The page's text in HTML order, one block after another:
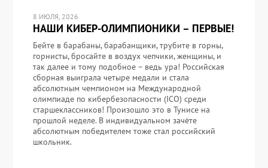
8 ИЮЛЯ, 2026
НАШИ КИБЕР-ОЛИМПИОНИКИ – ПЕРВЫЕ!
Бейте в барабаны, барабанщики, трубите в горны,
горнисты, бросайте в воздух чепчики, женщины, и
так далее и тому подобное – ведь ура! Российская
сборная выиграла четыре медали и стала
абсолютным чемпионом на Международной
олимпиаде по кибербезопасности (ICO) среди
старшеклассников! Произошло это в Тунисе на
прошлой неделе. В индивидуальном зачёте
абсолютным победителем тоже стал российский
школьник.